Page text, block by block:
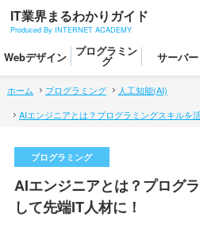
IT業界まるわかりガイド
Produced By INTERNET ACADEMY
Webデザイン プログラミン
グ サーバー
ホーム プログラミング
人工知能(AI)
AIエンジニアとは？プログラミングスキルを
AIエンジニアとは？プログ
して先端IT人材に！